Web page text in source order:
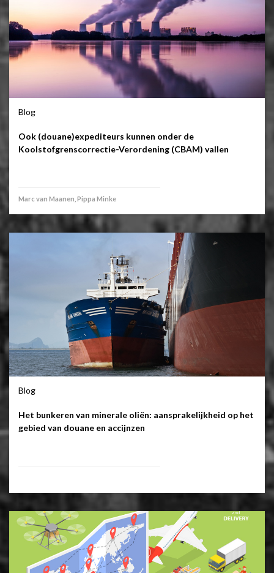
Blog
Ook (douane)expediteurs kunnen onder de
Koolstofgrenscorrectie-Verordening (CBAM) vallen
Marc van Maanen, Pippa Minke
Blog
Het bunkeren van minerale oliën: aansprakelijkheid op het
gebied van douane en accijnzen